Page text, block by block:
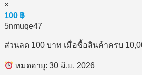
×
100 ฿
5nmuqe47
ส่วนลด 100 บาท เมื่อซื้อสินค้าครบ
หมดอายุ: 30 มิ.ย. 2026